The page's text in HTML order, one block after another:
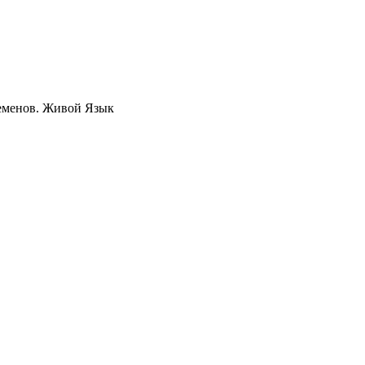
Живой Язык